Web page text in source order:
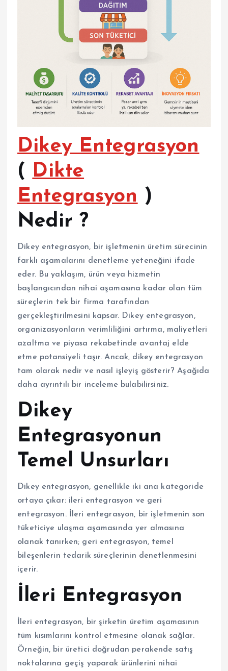
Dikey Entegrasyon
( Dikte
Entegrasyon )
Nedir ?
Dikey entegrasyon, bir işletmenin üretim sürecinin
farklı aşamalarını denetleme yeteneğini ifade
eder. Bu yaklaşım, ürün veya hizmetin
başlangıcından nihai aşamasına kadar olan tüm
süreçlerin tek bir firma tarafından
gerçekleştirilmesini kapsar. Dikey entegrasyon,
organizasyonların verimliliğini artırma, maliyetleri
azaltma ve piyasa rekabetinde avantaj elde
etme potansiyeli taşır. Ancak, dikey entegrasyon
tam olarak nedir ve nasıl işleyiş gösterir? Aşağıda
daha ayrıntılı bir inceleme bulabilirsiniz.
Dikey
Entegrasyonun
Temel Unsurları
Dikey entegrasyon, genellikle iki ana kategoride
ortaya çıkar: ileri entegrasyon ve geri
entegrasyon. İleri entegrasyon, bir işletmenin son
tüketiciye ulaşma aşamasında yer almasına
olanak tanırken; geri entegrasyon, temel
bileşenlerin tedarik süreçlerinin denetlenmesini
içerir.
İleri Entegrasyon
İleri entegrasyon, bir şirketin üretim aşamasının
tüm kısımlarını kontrol etmesine olanak sağlar.
Örneğin, bir üretici doğrudan perakende satış
noktalarına geçiş yaparak ürünlerini nihai